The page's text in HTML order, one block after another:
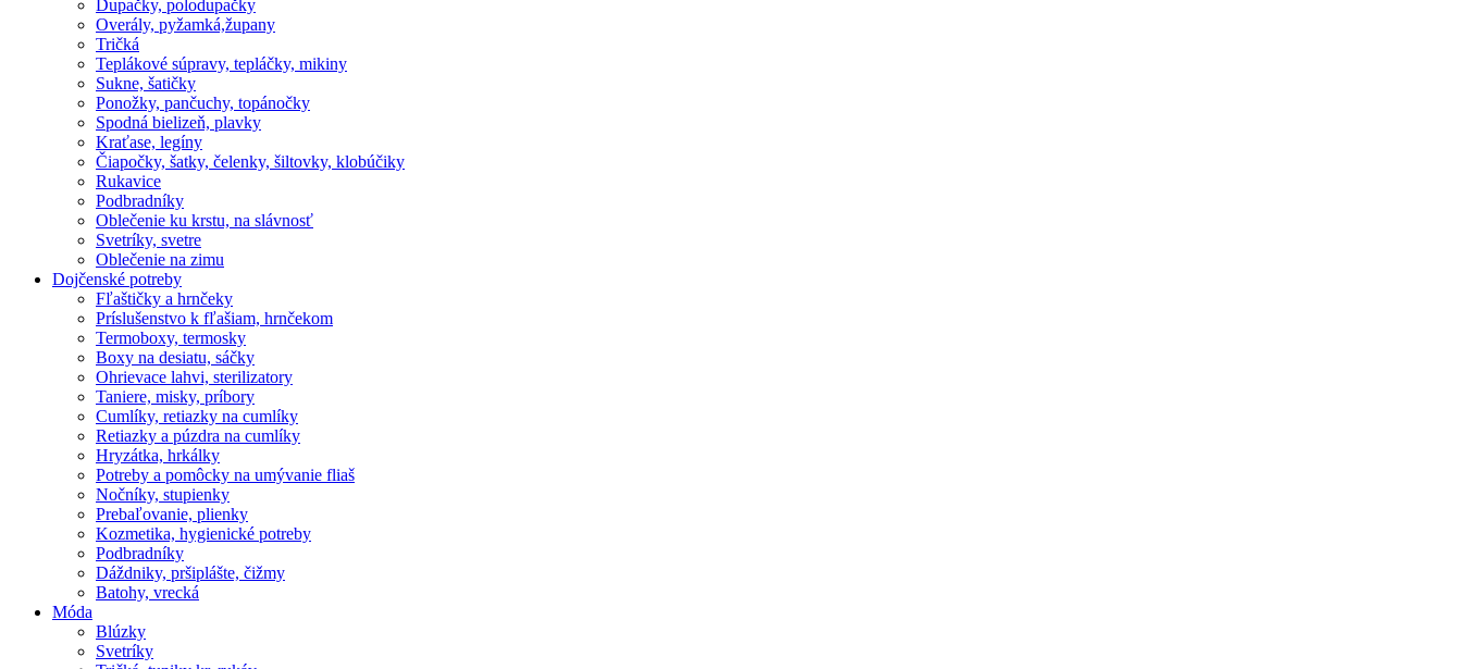
Dupačky, polodupačky
Overály, pyžamká,župany
Tričká
Teplákové súpravy, tepláčky, mikiny
Sukne, šatičky
Ponožky, pančuchy, topánočky
Spodná bielizeň, plavky
Kraťase, legíny
Čiapočky, šatky, čelenky, šiltovky, klobúčiky
Rukavice
Podbradníky
Oblečenie ku krstu, na slávnosť
Svetríky, svetre
Oblečenie na zimu
Dojčenské potreby
Fľaštičky a hrnčeky
Príslušenstvo k fľašiam, hrnčekom
Termoboxy, termosky
Boxy na desiatu, sáčky
Ohrievace lahvi, sterilizatory
Taniere, misky, príbory
Cumlíky, retiazky na cumlíky
Retiazky a púzdra na cumlíky
Hryzátka, hrkálky
Potreby a pomôcky na umývanie fliaš
Nočníky, stupienky
Prebaľovanie, plienky
Kozmetika, hygienické potreby
Podbradníky
Dáždniky, pršiplášte, čižmy
Batohy, vrecká
Móda
Blúzky
Svetríky